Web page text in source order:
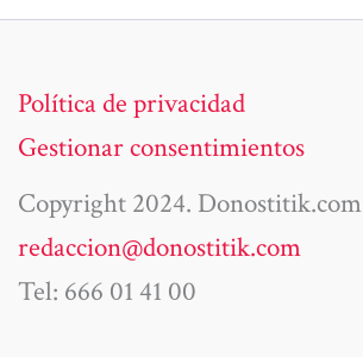
Política de privacidad
Gestionar consentimientos
Copyright 2024. Donostitik.com
redaccion@donostitik.com
Tel: 666 01 41 00